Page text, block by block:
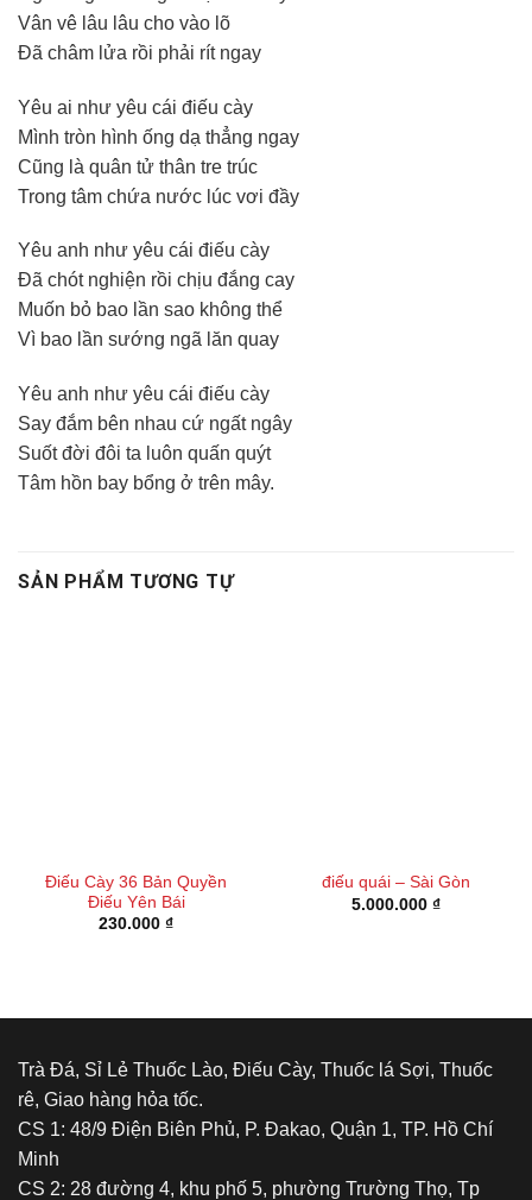
Vân vê lâu lâu cho vào lõ
Đã châm lửa rồi phải rít ngay
Yêu ai như yêu cái điếu cày
Mình tròn hình ống dạ thẳng ngay
Cũng là quân tử thân tre trúc
Trong tâm chứa nước lúc vơi đầy
Yêu anh như yêu cái điếu cày
Đã chót nghiện rồi chịu đắng cay
Muốn bỏ bao lần sao không thể
Vì bao lần sướng ngã lăn quay
Yêu anh như yêu cái điếu cày
Say đắm bên nhau cứ ngất ngây
Suốt đời đôi ta luôn quấn quýt
Tâm hồn bay bổng ở trên mây.
SẢN PHẨM TƯƠNG TỰ
Điếu Cày 36 Bản Quyền
Điếu Yên Bái
230.000 ₫
điếu quái – Sài Gòn
5.000.000 ₫
Trà Đá, Sỉ Lẻ Thuốc Lào, Điếu Cày, Thuốc lá Sợi, Thuốc
rê, Giao hàng hỏa tốc.
CS 1: 48/9 Điện Biên Phủ, P. Đakao, Quận 1, TP. Hồ Chí
Minh
CS 2: 28 đường 4, khu phố 5, phường Trường Thọ, Tp